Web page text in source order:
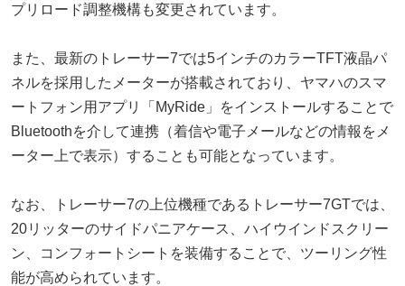
プリロード調整機構も変更されています。
また、最新のトレーサー7では5インチのカラーTFT液晶パ
ネルを採用したメーターが搭載されており、ヤマハのスマ
ートフォン用アプリ「MyRide」をインストールすることで
Bluetoothを介して連携（着信や電子メールなどの情報をメ
ーター上で表示）することも可能となっています。
なお、トレーサー7の上位機種であるトレーサー7GTでは、
20リッターのサイドパニアケース、ハイウインドスクリー
ン、コンフォートシートを装備することで、ツーリング性
能が高められています。